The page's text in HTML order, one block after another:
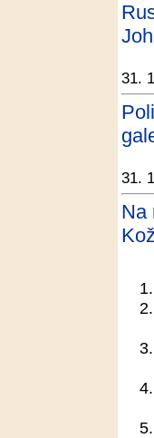
31.
31.
Na